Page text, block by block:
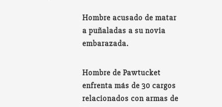
Hombre acusado de matar
a puñaladas a su novia
embarazada.
Hombre de Pawtucket
enfrenta más de 30 cargos
relacionados con armas de